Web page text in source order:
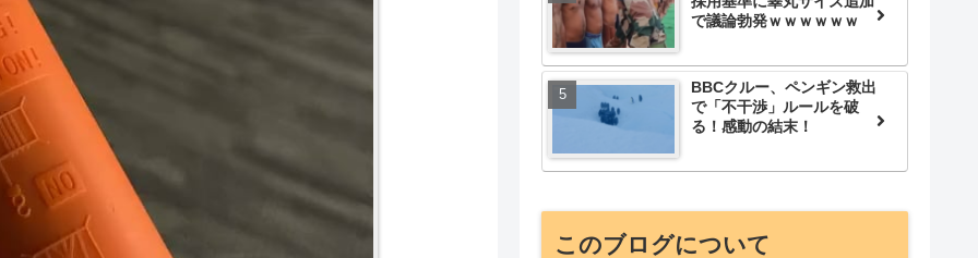
で議論勃発ｗｗｗｗｗｗ
BBCクルー、ペンギン救出
で「不干渉」ルールを破
る！感動の結末！
このブログについて